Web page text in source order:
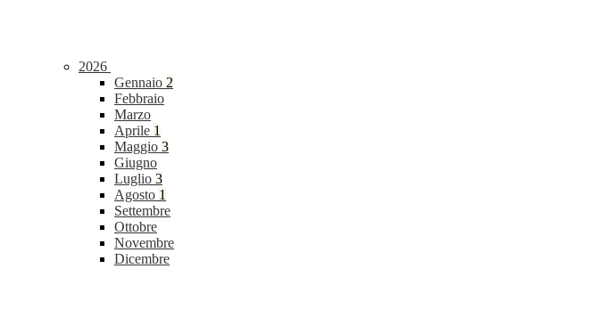
2026
Gennaio 2
Febbraio
Marzo
Aprile 1
Maggio 3
Giugno
Luglio 3
Agosto 1
Settembre
Ottobre
Novembre
Dicembre